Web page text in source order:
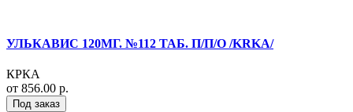
УЛЬКАВИС 120МГ. №112 ТАБ. П/П/О /KRKA/
КРКА
от 856.00 р.
Под заказ